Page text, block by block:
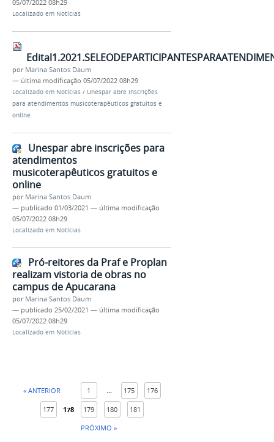
05/07/2022 08h29
Localizado em Notícias
por Marina Santos Daum
— última modificação 05/07/2022 08h29
Localizado em Notícias / Unespar abre inscrições
para atendimentos musicoterapêuticos gratuitos e
online
Unespar abre inscrições para
atendimentos
musicoterapêuticos gratuitos e
online
por Marina Santos Daum
— publicado 01/03/2021 — última modificação
05/07/2022 08h29
Localizado em Notícias
Pró-reitores da Praf e Proplan
realizam vistoria de obras no
campus de Apucarana
por Marina Santos Daum
— publicado 25/02/2021 — última modificação
05/07/2022 08h29
Localizado em Notícias
« ANTERIOR 1 ... 175 176
177 178 179 180
181
PRÓXIMO »